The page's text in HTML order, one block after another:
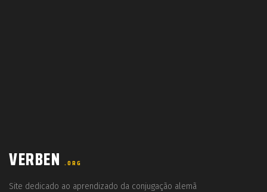
VERBEN .ORG
Site dedicado ao aprendizado da conjugação alemã